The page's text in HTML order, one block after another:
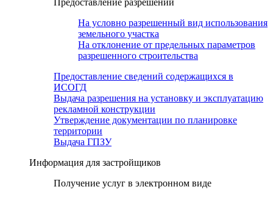
Предоставление разрешений
На условно разрешенный вид использования
земельного участка
На отклонение от предельных параметров
разрешенного строительства
Предоставление сведений содержащихся в
ИСОГД
Выдача разрешения на установку и эксплуатацию
рекламной конструкции
Утверждение документации по планировке
территории
Выдача ГПЗУ
Информация для застройщиков
Получение услуг в электронном виде